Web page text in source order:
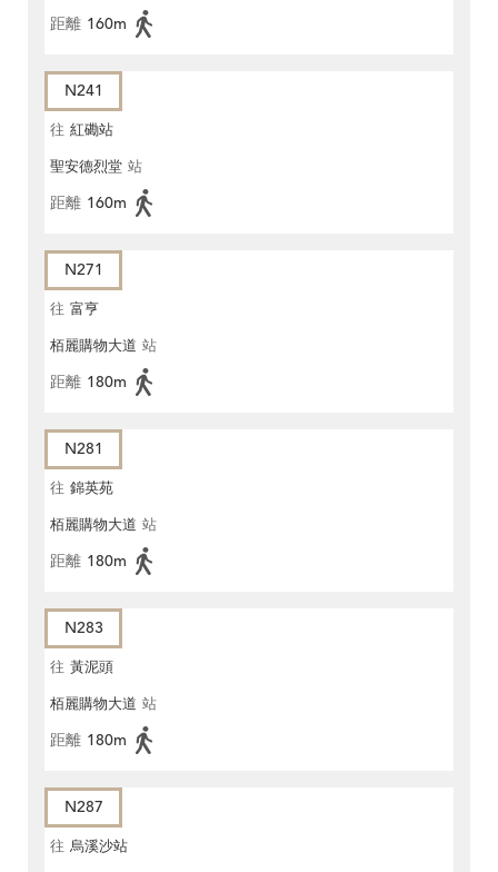
距離 160m
N241
往 紅磡站
聖安德烈堂 站
距離 160m
N271
往 富亨
栢麗購物大道 站
距離 180m
N281
往 錦英苑
栢麗購物大道 站
距離 180m
N283
往 黃泥頭
栢麗購物大道 站
距離 180m
N287
往 烏溪沙站